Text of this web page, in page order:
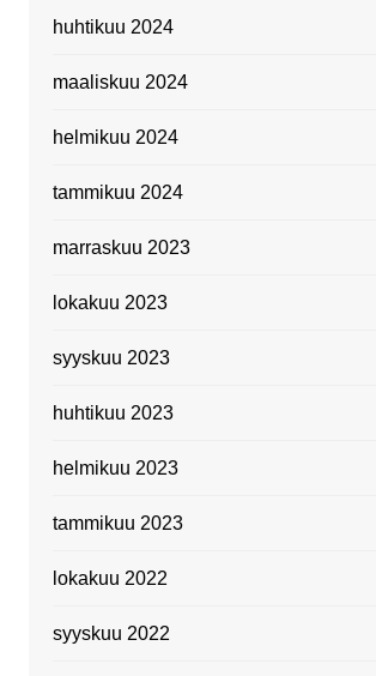
huhtikuu 2024
maaliskuu 2024
helmikuu 2024
tammikuu 2024
marraskuu 2023
lokakuu 2023
syyskuu 2023
huhtikuu 2023
helmikuu 2023
tammikuu 2023
lokakuu 2022
syyskuu 2022